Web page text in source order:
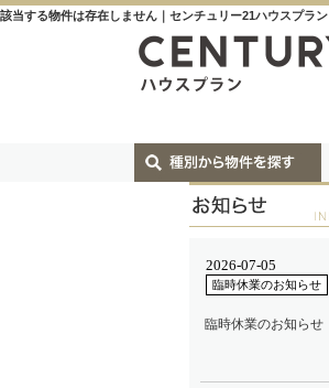
該当する物件は存在しません｜センチュリー21ハウスプラン